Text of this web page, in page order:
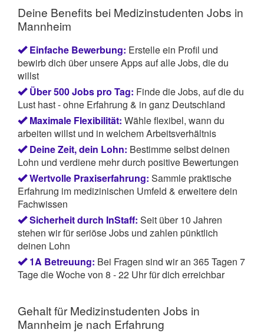
Deine Benefits bei Medizinstudenten Jobs in
Mannheim
Einfache Bewerbung: Erstelle ein Profil und
bewirb dich über unsere Apps auf alle Jobs, die du
willst
Über 500 Jobs pro Tag: Finde die Jobs, auf die du
Lust hast - ohne Erfahrung & in ganz Deutschland
Maximale Flexibilität: Wähle flexibel, wann du
arbeiten willst und in welchem Arbeitsverhältnis
Deine Zeit, dein Lohn: Bestimme selbst deinen
Lohn und verdiene mehr durch positive Bewertungen
Wertvolle Praxiserfahrung: Sammle praktische
Erfahrung im medizinischen Umfeld & erweitere dein
Fachwissen
Sicherheit durch InStaff: Seit über 10 Jahren
stehen wir für seriöse Jobs und zahlen pünktlich
deinen Lohn
1A Betreuung: Bei Fragen sind wir an 365 Tagen 7
Tage die Woche von 8 - 22 Uhr für dich erreichbar
Gehalt für Medizinstudenten Jobs in
Mannheim je nach Erfahrung